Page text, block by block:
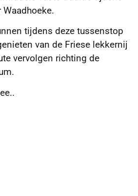
tijdens deze tussenstop
van de Friese lekkernij
vervolgen richting de